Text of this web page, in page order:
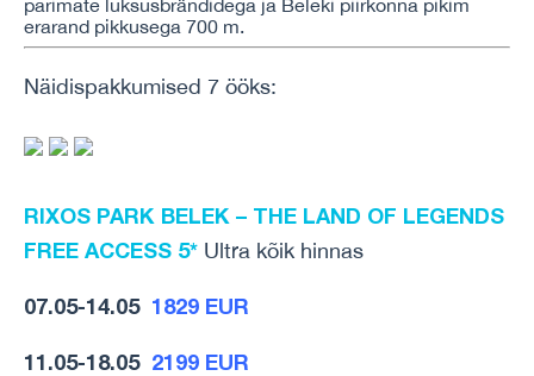
parimate luksusbrändidega ja Beleki piirkonna pikim
erarand pikkusega 700 m.
Näidispakkumised 7 ööks:
RIXOS PARK BELEK – THE LAND OF LEGENDS
FREE ACCESS 5* Ultra kõik hinnas
07.05-14.05 1829 EUR
11.05-18.05 2199 EUR